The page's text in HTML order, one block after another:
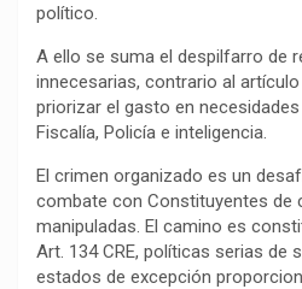
político.
A ello se suma el despilfarro de
innecesarias, contrario al artículo
priorizar el gasto en
Fiscalía, Policía e inteligencia.
El crimen organizado es un
combate con Constituyentes de
manipuladas. El camino es
Art. 134 CRE, políticas serias de
estados de excepción